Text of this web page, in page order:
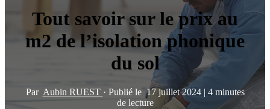
Tout savoir sur le prix au
m2 de l’isolation phonique
du sol
Par Aubin RUEST · Publié le17 juillet 2024 | 4 minutes
de lecture